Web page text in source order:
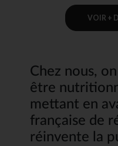
VOIR +
Chez nous,
être
mettant en
française de
réinvente la